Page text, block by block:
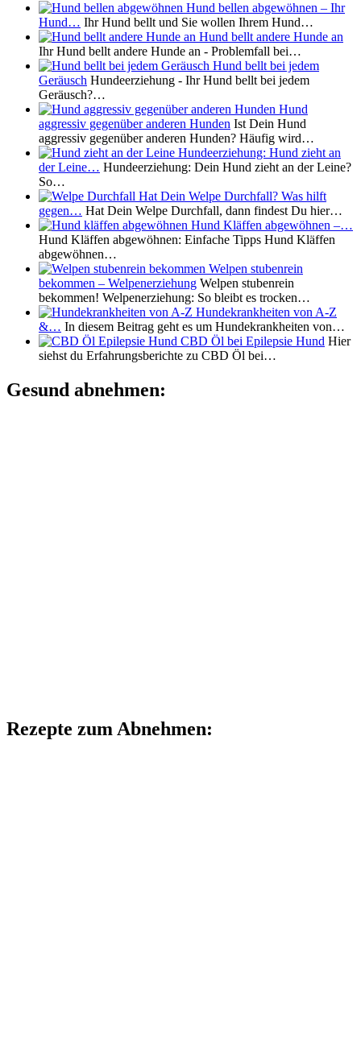
Hund bellen abgewöhnen – Ihr
Hund… Ihr Hund bellt und Sie wollen Ihrem Hund…
Hund bellt andere Hunde an
Ihr Hund bellt andere Hunde an - Problemfall bei…
Hund bellt bei jedem
Geräusch Hundeerziehung - Ihr Hund bellt bei jedem
Geräusch?…
Hund
aggressiv gegenüber anderen Hunden Ist Dein Hund
aggressiv gegenüber anderen Hunden? Häufig wird…
Hundeerziehung: Hund zieht an
der Leine… Hundeerziehung: Dein Hund zieht an der Leine?
So…
Hat Dein Welpe Durchfall? Was hilft
gegen… Hat Dein Welpe Durchfall, dann findest Du hier…
Hund Kläffen abgewöhnen –…
Hund Kläffen abgewöhnen: Einfache Tipps Hund Kläffen
abgewöhnen…
Welpen stubenrein
bekommen – Welpenerziehung Welpen stubenrein
bekommen! Welpenerziehung: So bleibt es trocken…
Hundekrankheiten von A-Z
&… In diesem Beitrag geht es um Hundekrankheiten von…
CBD Öl bei Epilepsie Hund Hier
siehst du Erfahrungsberichte zu CBD Öl bei…
Gesund abnehmen:
Rezepte zum Abnehmen: